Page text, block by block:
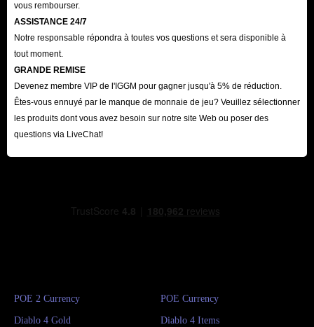
vous rembourser.
ASSISTANCE 24/7
Notre responsable répondra à toutes vos questions et sera disponible à
tout moment.
GRANDE REMISE
Devenez membre VIP de l'IGGM pour gagner jusqu'à 5% de réduction.
Êtes-vous ennuyé par le manque de monnaie de jeu? Veuillez sélectionner
les produits dont vous avez besoin sur notre site Web ou poser des
questions via LiveChat!
POE 2 Currency POE Currency
Diablo 4 Gold Diablo 4 Items